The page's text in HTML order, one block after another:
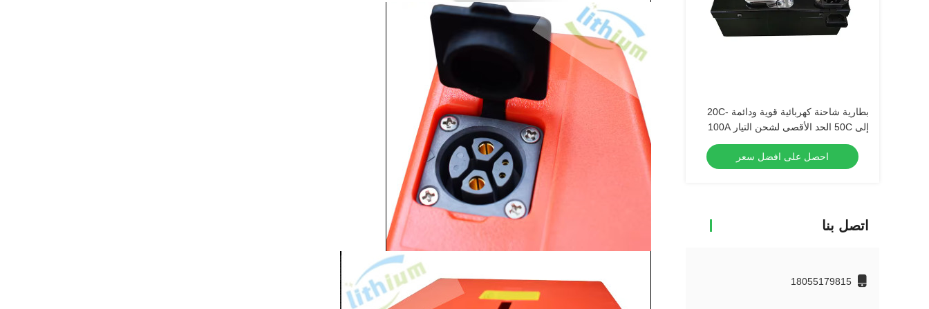
بطارية شاحنة كهربائية قوية ودائمة -20C
إلى 50C الحد الأقصى لشحن التيار 100A
احصل على افضل سعر
اتصل بنا
18055179815